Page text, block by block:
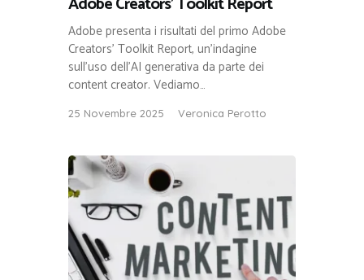
Adobe presenta i risultati del primo Adobe
Creators’ Toolkit Report, un’indagine
sull’uso dell’AI generativa da parte dei
content creator. Vediamo…
25 Novembre 2025 Veronica Perotto